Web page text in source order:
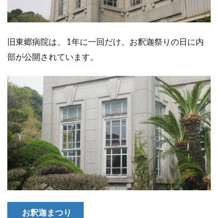
旧東郷病院は、 1年に一回だけ、お釈迦祭りの日に内
部が公開されています。
お釈迦まつり